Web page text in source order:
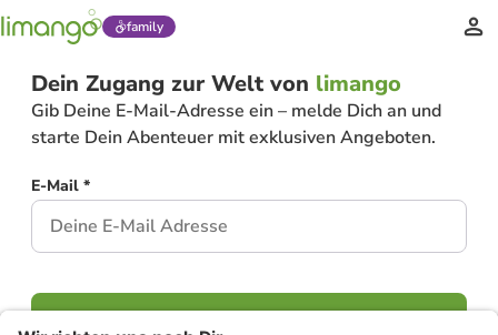
family
Dein Zugang zur Welt von limango
Gib Deine E-Mail-Adresse ein – melde Dich an und
starte Dein Abenteuer mit exklusiven Angeboten.
E-Mail *
Weiter